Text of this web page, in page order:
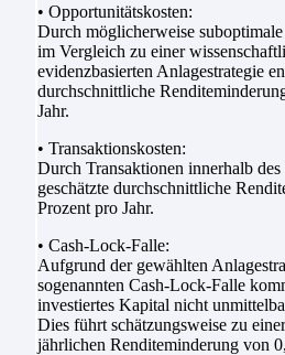
• Opportunitätskosten:
Durch möglicherweise
im Vergleich zu einer
evidenzbasierten Anlagestrategie
durchschnittliche
Jahr.
• Transaktionskosten:
Durch Transaktionen innerhalb des
geschätzte durchschnittliche
Prozent pro Jahr.
• Cash-Lock-Falle:
Aufgrund der gewählten
sogenannten Cash-Lock-Falle
investiertes Kapital nicht
Dies führt schätzungsweise zu
jährlichen Renditeminderung von